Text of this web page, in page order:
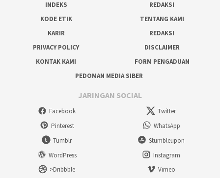
INDEKS
REDAKSI
KODE ETIK
TENTANG KAMI
KARIR
REDAKSI
PRIVACY POLICY
DISCLAIMER
KONTAK KAMI
FORM PENGADUAN
PEDOMAN MEDIA SIBER
JARINGAN SOCIAL
Facebook
Twitter
Pinterest
WhatsApp
Tumblr
Stumbleupon
WordPress
Instagram
>Dribbble
Vimeo